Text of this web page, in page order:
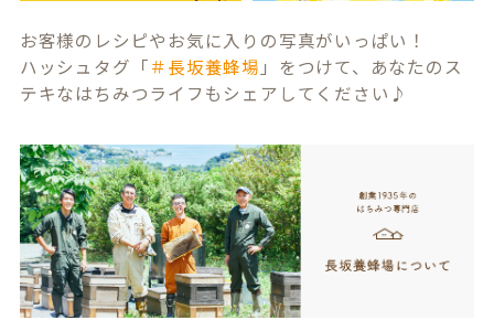
お客様のレシピやお気に入りの写真がいっぱい！
ハッシュタグ「＃長坂養蜂場 」をつけて、あなたのス
テキなはちみつライフもシェアしてください♪